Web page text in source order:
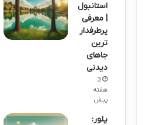
استانبول
| معرفی
پرطرفدار
ترین
جاهای
دیدنی
3
هفته
پیش
پلور: